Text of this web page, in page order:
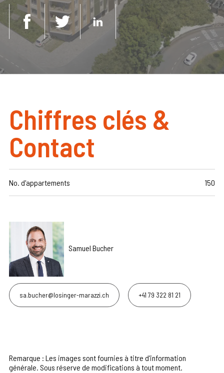
Chiffres clés &
Contact
No. d'appartements 150
Samuel Bucher
sa.bucher@losinger-marazzi.ch +41 79 322 81 21
Remarque : Les images sont fournies à titre d'information
générale. Sous réserve de modifications à tout moment.